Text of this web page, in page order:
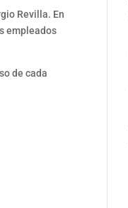
Revilla. En
empleados
de cada